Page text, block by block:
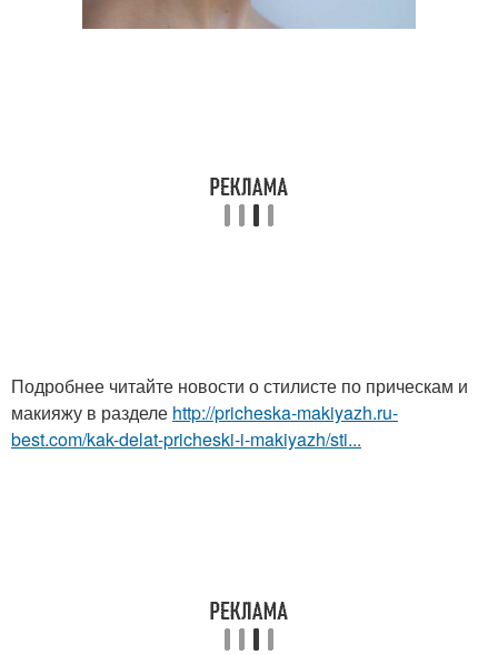
Подробнее читайте новости о стилисте по прическам и
макияжу в разделе http://pricheska-makiyazh.ru-
best.com/kak-delat-pricheski-i-makiyazh/sti...